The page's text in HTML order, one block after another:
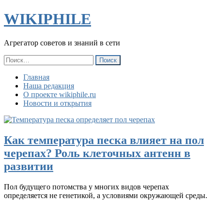
WIKIPHILE
Агрегатор советов и знаний в сети
Найти:
Главная
Наша редакция
О проекте wikiphile.ru
Новости и открытия
Как температура песка влияет на пол
черепах? Роль клеточных антенн в
развитии
Пол будущего потомства у многих видов черепах
определяется не генетикой, а условиями окружающей среды.